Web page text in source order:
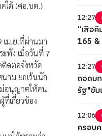
ใต้ (ศอ.บต.)
เม.ย.ที่ผ่านมา
ะทั่ง เมื่อวันที่ 7
ติดต่อจังหวัด
าม ยกเว้นนัก
ม่อนุญาตให้คน
ที่เกี่ยวข้อง
12:27
“เสือ
165
12:27
ถอดบ
รัฐ"ขั
12:06
ครอบ